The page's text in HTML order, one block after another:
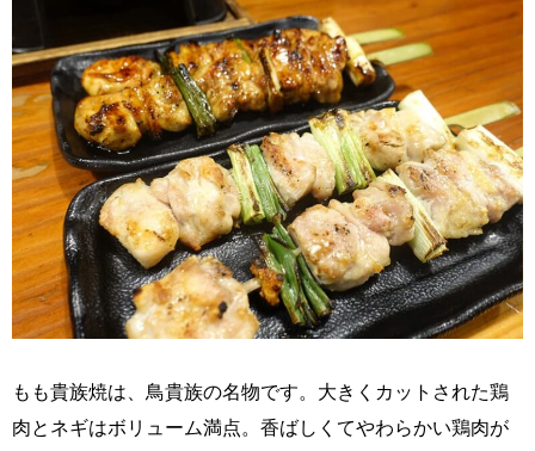
もも貴族焼は、鳥貴族の名物です。大きくカットされた鶏
肉とネギはボリューム満点。香ばしくてやわらかい鶏肉が